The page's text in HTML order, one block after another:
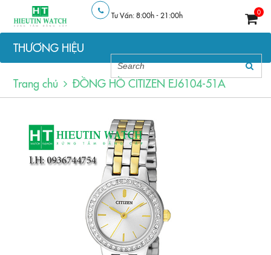
Tư Vấn: 8:00h - 21:00h 0
THƯƠNG HIỆU
Trang chủ ĐỒNG HỒ CITIZEN EJ6104-51A